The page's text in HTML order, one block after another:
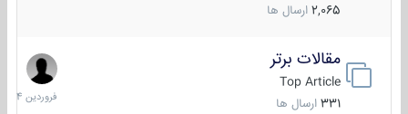
2,065 ارسال ها
مقالات برتر
Top Article
331 ارسال ها
29
فروردین
1404